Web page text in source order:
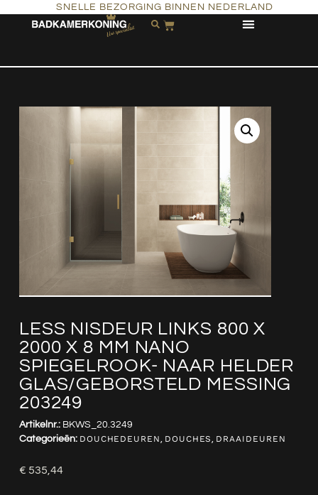
SNELLE BEZORGING BINNEN NEDERLAND
LESS NISDEUR LINKS 800 X
2000 X 8 MM NANO
SPIEGELROOK- NAAR HELDER
GLAS/GEBORSTELD MESSING
203249
Artikelnr.: BKWS_20.3249
Categorieën: DOUCHEDEUREN, DOUCHES, DRAAIDEUREN
€ 535,44